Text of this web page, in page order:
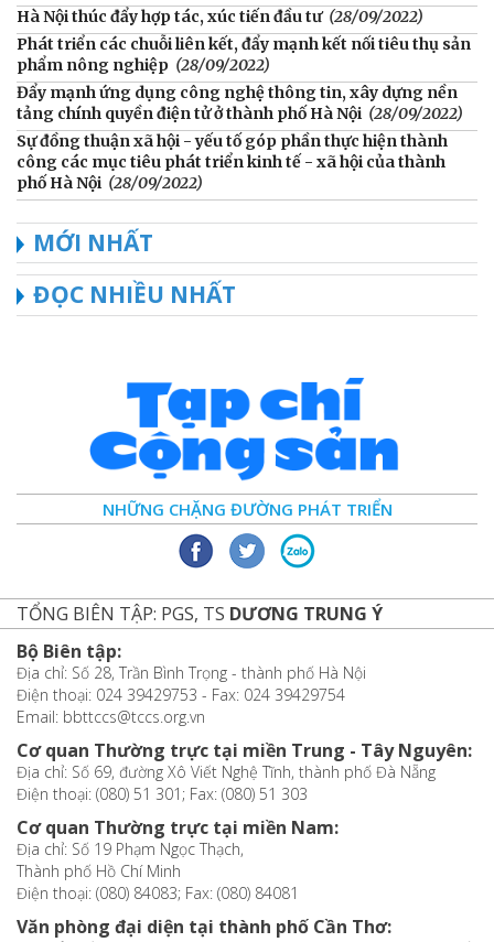
Hà Nội thúc đẩy hợp tác, xúc tiến đầu tư (28/09/2022)
Phát triển các chuỗi liên kết, đẩy mạnh kết nối tiêu thụ sản
phẩm nông nghiệp (28/09/2022)
Đẩy mạnh ứng dụng công nghệ thông tin, xây dựng nền
tảng chính quyền điện tử ở thành phố Hà Nội (28/09/2022)
Sự đồng thuận xã hội - yếu tố góp phần thực hiện thành
công các mục tiêu phát triển kinh tế - xã hội của thành
phố Hà Nội (28/09/2022)
MỚI NHẤT
ĐỌC NHIỀU NHẤT
NHỮNG CHẶNG ĐƯỜNG PHÁT TRIỂN
TỔNG BIÊN TẬP: PGS, TS DƯƠNG TRUNG Ý
Bộ Biên tập:
Địa chỉ: Số 28, Trần Bình Trọng - thành phố Hà Nội
Điện thoại: 024 39429753 - Fax: 024 39429754
Email: bbttccs@tccs.org.vn
Cơ quan Thường trực tại miền Trung - Tây Nguyên:
Địa chỉ: Số 69, đường Xô Viết Nghệ Tĩnh, thành phố Đà Nẵng
Điện thoại: (080) 51 301; Fax: (080) 51 303
Cơ quan Thường trực tại miền Nam:
Địa chỉ: Số 19 Phạm Ngọc Thạch,
Thành phố Hồ Chí Minh
Điện thoại: (080) 84083; Fax: (080) 84081
Văn phòng đại diện tại thành phố Cần Thơ: